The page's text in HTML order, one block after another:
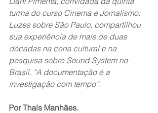
turma do curso Cinema e Jornalismo:
Luzes sobre São Paulo, compartilhou
sua experiência de mais de duas
décadas na cena cultural e na
pesquisa sobre Sound System no
Brasil. “A documentação é a
investigação com tempo”.
Por Thaís Manhães.